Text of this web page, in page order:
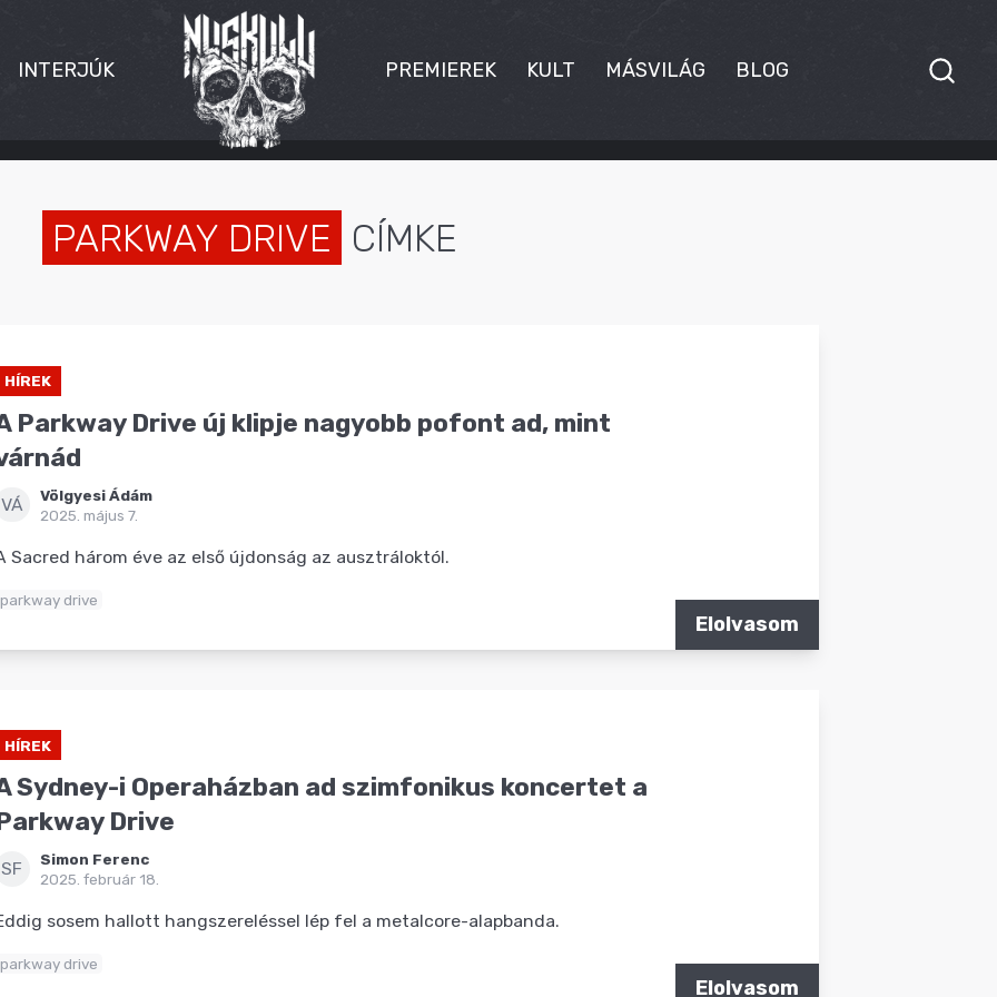
INTERJÚK PREMIEREK KULT MÁSVILÁG BLOG
PARKWAY DRIVE CÍMKE
HÍREK
Parkway Drive új klipje nagyobb pofont ad, mint
VÁ
Völgyesi Ádám
2025. május 7.
Sacred három éve az első újdonság az ausztráloktól.
parkway drive
Elolvasom
HÍREK
Sydney-i Operaházban ad szimfonikus koncertet a
Drive
SF
Simon Ferenc
2025. február 18.
sosem hallott hangszereléssel lép fel a metalcore-alapbanda.
parkway drive
Elolvasom